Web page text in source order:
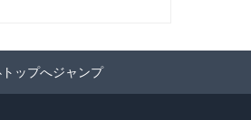
トップへジャンプ